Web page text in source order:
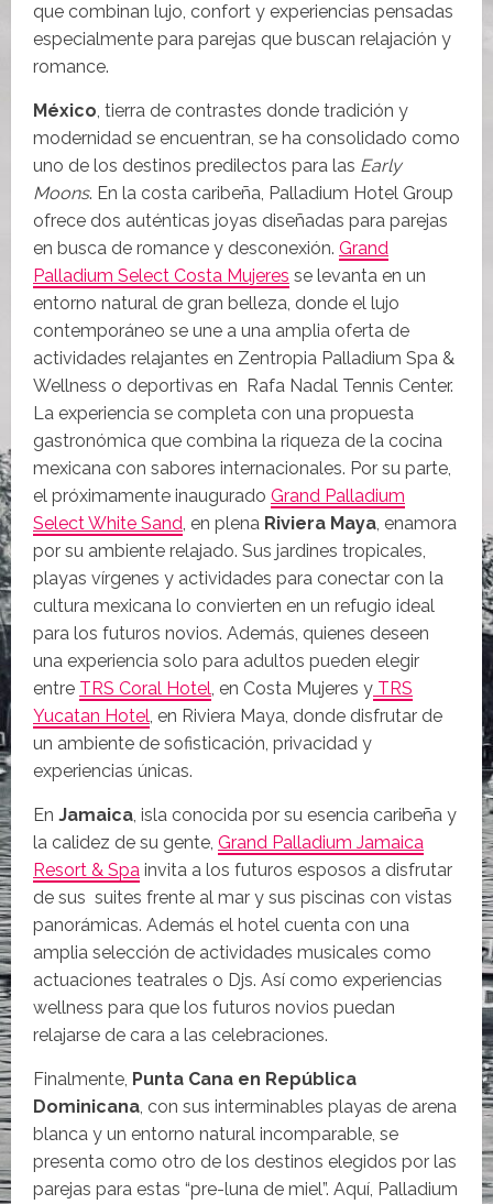
que combinan lujo, confort y experiencias pensadas
especialmente para parejas que buscan relajación y
romance.
México, tierra de contrastes donde tradición y
modernidad se encuentran, se ha consolidado como
uno de los destinos predilectos para las Early
Moons. En la costa caribeña, Palladium Hotel Group
ofrece dos auténticas joyas diseñadas para parejas
en busca de romance y desconexión. Grand
Palladium Select Costa Mujeres se levanta en un
entorno natural de gran belleza, donde el lujo
contemporáneo se une a una amplia oferta de
actividades relajantes en Zentropia Palladium Spa &
Wellness o deportivas en Rafa Nadal Tennis Center.
La experiencia se completa con una propuesta
gastronómica que combina la riqueza de la cocina
mexicana con sabores internacionales. Por su parte,
el próximamente inaugurado Grand Palladium
Select White Sand, en plena Riviera Maya, enamora
por su ambiente relajado. Sus jardines tropicales,
playas vírgenes y actividades para conectar con la
cultura mexicana lo convierten en un refugio ideal
para los futuros novios. Además, quienes deseen
una experiencia solo para adultos pueden elegir
entre TRS Coral Hotel, en Costa Mujeres y TRS
Yucatan Hotel, en Riviera Maya, donde disfrutar de
un ambiente de sofisticación, privacidad y
experiencias únicas.
En Jamaica, isla conocida por su esencia caribeña y
la calidez de su gente, Grand Palladium Jamaica
Resort & Spa invita a los futuros esposos a disfrutar
de sus suites frente al mar y sus piscinas con vistas
panorámicas. Además el hotel cuenta con una
amplia selección de actividades musicales como
actuaciones teatrales o Djs. Así como experiencias
wellness para que los futuros novios puedan
relajarse de cara a las celebraciones.
Finalmente, Punta Cana en República
Dominicana, con sus interminables playas de arena
blanca y un entorno natural incomparable, se
presenta como otro de los destinos elegidos por las
parejas para estas “pre-luna de miel”. Aquí, Palladium